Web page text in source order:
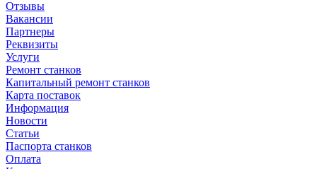
Отзывы
Вакансии
Партнеры
Реквизиты
Услуги
Ремонт станков
Капитальный ремонт станков
Карта поставок
Информация
Новости
Статьи
Паспорта станков
Оплата